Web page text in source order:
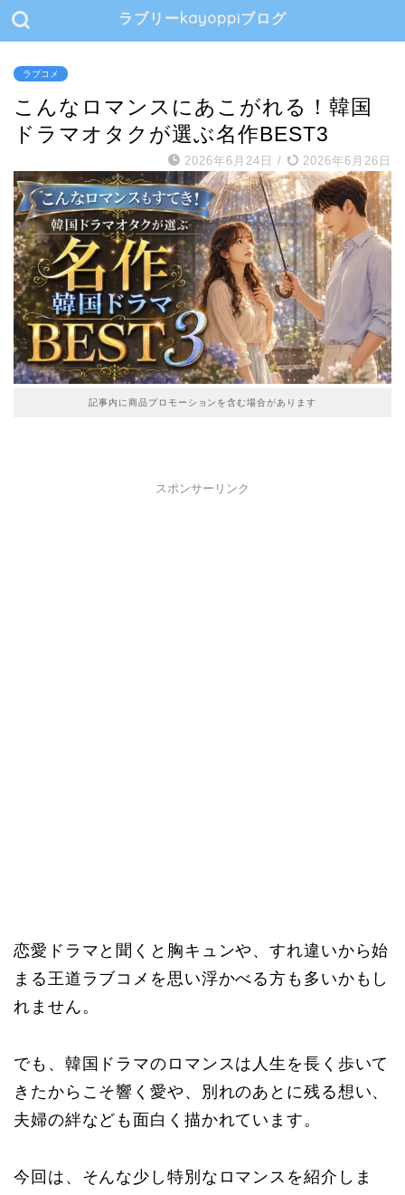
ラブリーkayoppiブログ
ラブコメ
こんなロマンスにあこがれる！韓国
ドラマオタクが選ぶ名作BEST3
2026年6月24日 / 2026年6月26日
記事内に商品プロモーションを含む場合があります
スポンサーリンク
恋愛ドラマと聞くと胸キュンや、すれ違いから始
まる王道ラブコメを思い浮かべる方も多いかもし
れません。
でも、韓国ドラマのロマンスは人生を長く歩いて
きたからこそ響く愛や、別れのあとに残る想い、
夫婦の絆なども面白く描かれています。
今回は、そんな少し特別なロマンスを紹介しま